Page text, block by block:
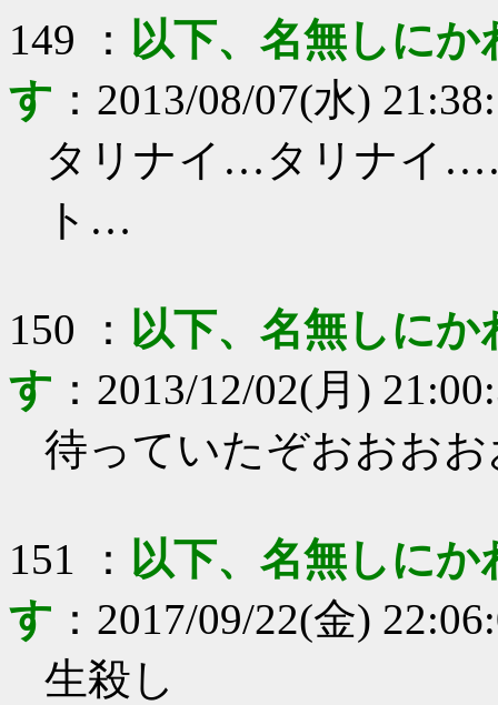
149 ： 以下、名無しに
す ： 2013/08/07(水)
タリナイ…タリナイ
ト…
150 ： 以下、名無しに
す ： 2013/12/02(月)
待っていたぞおおおお
151 ： 以下、名無しに
す ： 2017/09/22(金)
生殺し